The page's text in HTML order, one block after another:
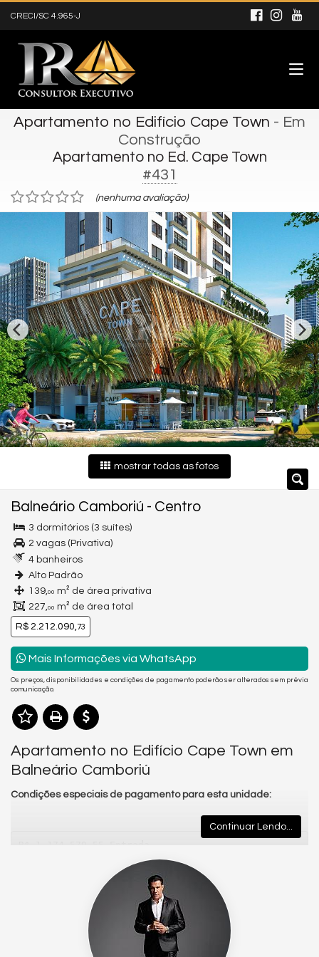
CRECI/SC 4.965-J
Apartamento no Edifício Cape Town - Em
Construção
Apartamento no Ed. Cape Town
#431
(nenhuma avaliação)
mostrar todas as fotos
Balneário Camboriú - Centro
3 dormitórios (3 suítes)
2 vagas (Privativa)
4 banheiros
Alto Padrão
139,00 m² de área privativa
227,00 m² de área total
R$ 2.212.090,73
Mais Informações via WhatsApp
Os preços, disponibilidades e condições de pagamento poderão ser alterados sem prévia
comunicação.
Apartamento no Edifício Cape Town em
Balneário Camboriú
Condições especiais de pagamento para esta unidade:
R$ 1.174.579,55 Entrada
20x R$ 25.000,00 Parcelas
Continuar Lendo...